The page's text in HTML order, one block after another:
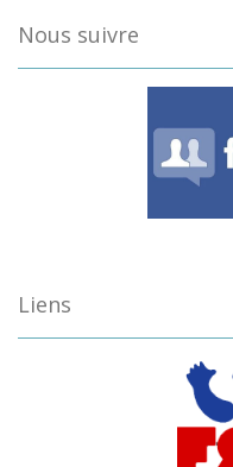
Nous suivre
Liens